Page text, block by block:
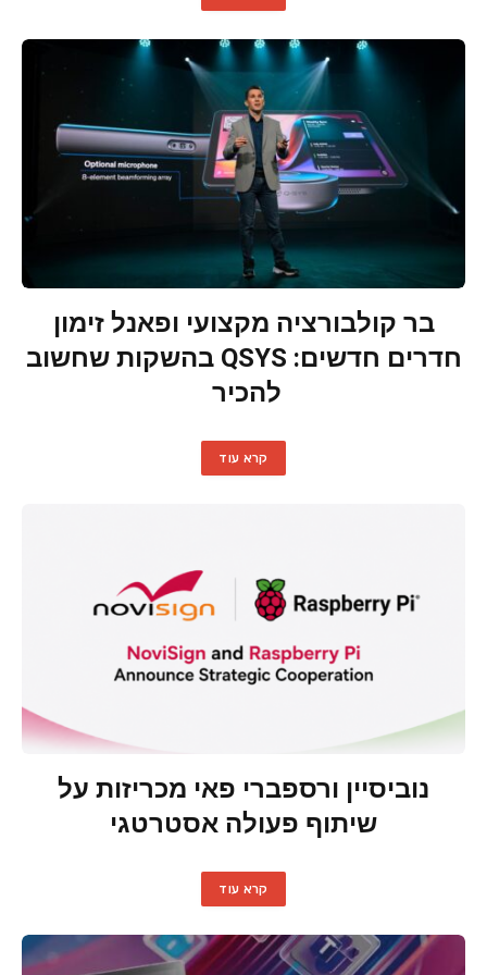
בר קולבורציה מקצועי ופאנל זימון
חדרים חדשים: QSYS בהשקות שחשוב
להכיר
קרא עוד
נוביסיין ורספברי פאי מכריזות על
שיתוף פעולה אסטרטגי
קרא עוד